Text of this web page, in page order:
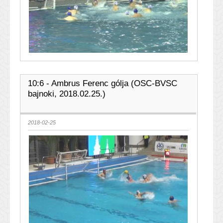
10:6 - Ambrus Ferenc gólja (OSC-BVSC
bajnoki, 2018.02.25.)
2018-02-25